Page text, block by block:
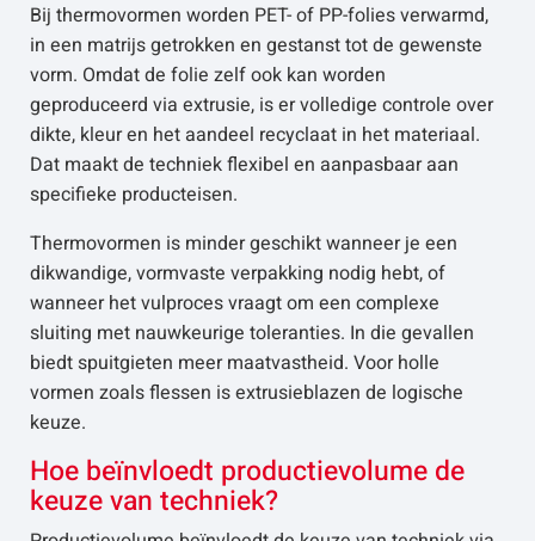
Bij thermovormen worden PET- of PP-folies verwarmd,
in een matrijs getrokken en gestanst tot de gewenste
vorm. Omdat de folie zelf ook kan worden
geproduceerd via extrusie, is er volledige controle over
dikte, kleur en het aandeel recyclaat in het materiaal.
Dat maakt de techniek flexibel en aanpasbaar aan
specifieke producteisen.
Thermovormen is minder geschikt wanneer je een
dikwandige, vormvaste verpakking nodig hebt, of
wanneer het vulproces vraagt om een complexe
sluiting met nauwkeurige toleranties. In die gevallen
biedt spuitgieten meer maatvastheid. Voor holle
vormen zoals flessen is extrusieblazen de logische
keuze.
Hoe beïnvloedt productievolume de
keuze van techniek?